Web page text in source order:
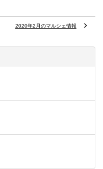
2020年2月のマルシェ情報